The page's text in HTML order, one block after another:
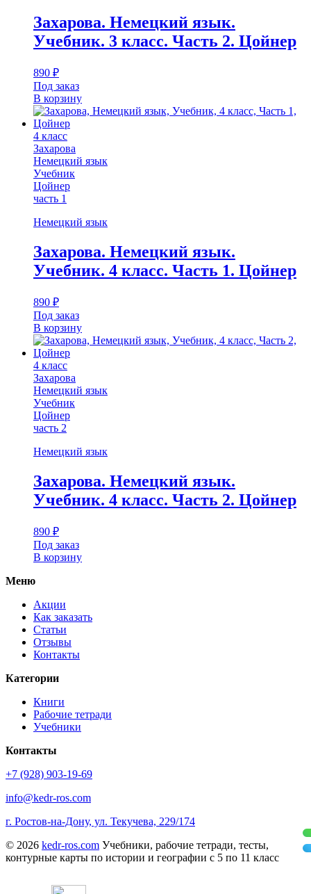
Захарова. Немецкий язык.
Учебник. 3 класс. Часть 2. Цойнер
890 ₽
Под заказ
В корзину
4 класс
Захарова
Немецкий язык
Учебник
Цойнер
часть 1
Немецкий язык
Захарова. Немецкий язык.
Учебник. 4 класс. Часть 1. Цойнер
890 ₽
Под заказ
В корзину
4 класс
Захарова
Немецкий язык
Учебник
Цойнер
часть 2
Немецкий язык
Захарова. Немецкий язык.
Учебник. 4 класс. Часть 2. Цойнер
890 ₽
Под заказ
В корзину
Меню
Акции
Как заказать
Статьи
Отзывы
Контакты
Категории
Книги
Рабочие тетради
Учебники
Контакты
+7 (928) 903-19-69
info@kedr-ros.com
г. Ростов-на-Дону, ул. Текучева, 229/174
© 2026 kedr-ros.com Учебники, рабочие тетради, тесты,
контурные карты по истории и географии с 5 по 11 класс